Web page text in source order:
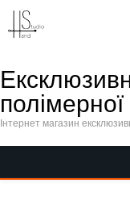
Інтернет магазин